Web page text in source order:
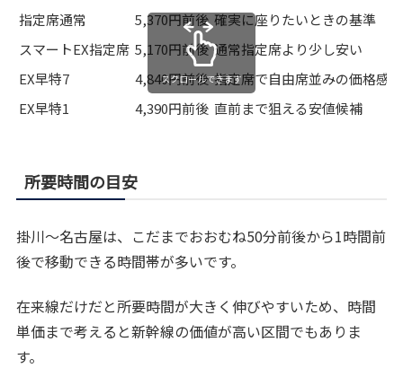
指定席通常 5,370円前後 確実に座りたいときの基準
スマートEX指定席 5,170円前後 通常指定席より少し安い
EX早特7
4,840円前後 指定席で自由席並みの価格感
EX早特1
4,390円前後 直前まで狙える安値候補
スクロールできます
所要時間の目安
掛川〜名古屋は、こだまでおおむね50分前後から1時間前
後で移動できる時間帯が多いです。
在来線だけだと所要時間が大きく伸びやすいため、時間
単価まで考えると新幹線の価値が高い区間でもありま
す。